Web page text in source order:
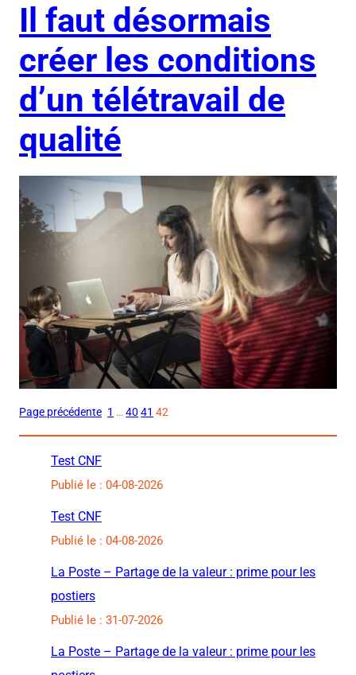
Il faut désormais
créer les conditions
d’un télétravail de
qualité
Page précédente 1 … 40 41 42
Test CNF
Publié le : 04-08-2026
Test CNF
Publié le : 04-08-2026
La Poste – Partage de la valeur : prime pour les
postiers
Publié le : 31-07-2026
La Poste – Partage de la valeur : prime pour les